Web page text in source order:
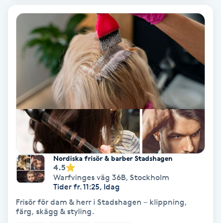
Gellack med förstärkning
Gravidmassage
Gravidyoga
Gruppträning
Gua Sha-massage
Hatha Yoga
Headspa
Nordiska frisör & barber Stadshagen
4.5
Warfvinges väg 36B, Stockholm
Tider fr. 11:25, Idag
Frisör för dam & herr i Stadshagen – klippning,
färg, skägg & styling.